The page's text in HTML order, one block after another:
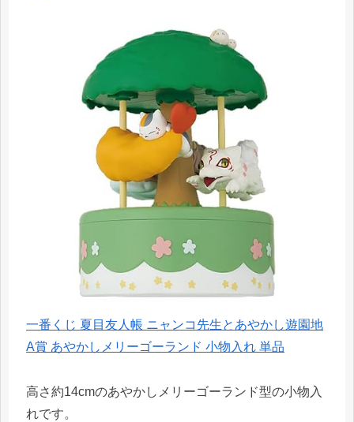
一番くじ 夏目友人帳 ニャンコ先生とあやかし遊園地
A賞 あやかしメリーゴーランド 小物入れ 単品
高さ約14cmのあやかしメリーゴーランド型の小物入
れです。